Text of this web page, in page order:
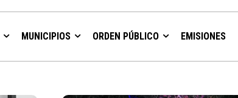
MUNICIPIOS ORDEN PÚBLICO EMISIONES